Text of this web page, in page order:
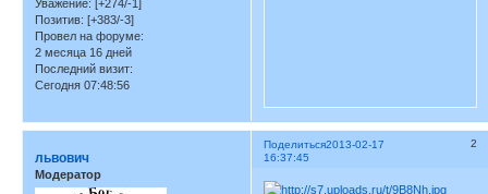
Уважение: [+274/-1]
Позитив: [+383/-3]
Провел на форуме:
2 месяца 16 дней
Последний визит:
Сегодня 07:48:56
Поделиться 2
2013-02-17
16:37:45
львович
Модератор